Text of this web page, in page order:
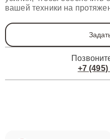
вашей техники на
+7